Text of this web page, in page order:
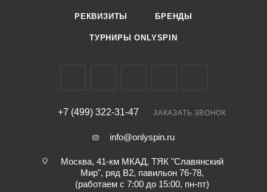
РЕКВИЗИТЫ БРЕНДЫ
ТУРНИРЫ ONLYSPIN
+7 (499) 322-31-47 ЗАКАЗАТЬ ЗВОНОК
info@onlyspin.ru
Москва, 41-км МКАД, ТЯК "Славянский
Мир", ряд В2, павильон 76-78,
(работаем с 7:00 до 15:00, пн-пт)